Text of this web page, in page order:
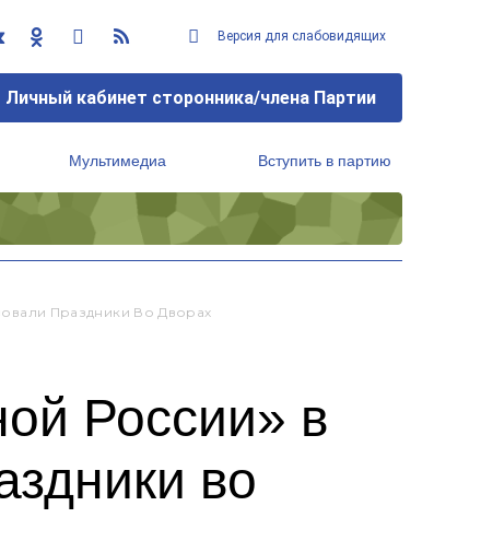
Версия для слабовидящих
Личный кабинет сторонника/члена Партии
Мультимедиа Вступить в партию
Праздники Во Дворах
России» в
во